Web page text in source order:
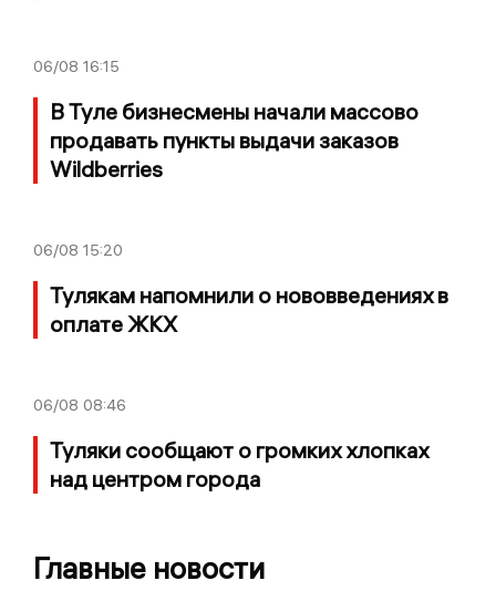
06/08 16:15
В Туле бизнесмены начали массово
продавать пункты выдачи заказов
Wildberries
06/08 15:20
Тулякам напомнили о нововведениях в
оплате ЖКХ
06/08 08:46
Туляки сообщают о громких хлопках
над центром города
Главные новости